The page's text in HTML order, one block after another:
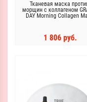
Тканевая маска
морщин с коллагеном
DAY Morning Collagen
1 806 руб.